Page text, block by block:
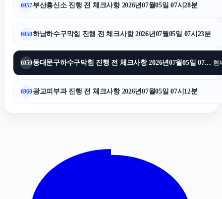
부산휴대폰성지
서초하수구막힘
서울성범죄변호사
6957부산흥신소 진행 전 체크사항 2026년07월05일 07시28분
6958하남하수구막힘 진행 전 체크사항 2026년07월05일 07시23분
6959 동대문구하수구막힘 진행 전 체크사항 2026년07월05일 07시16분 현
6960광교피부과 진행 전 체크사항 2026년07월05일 07시12분